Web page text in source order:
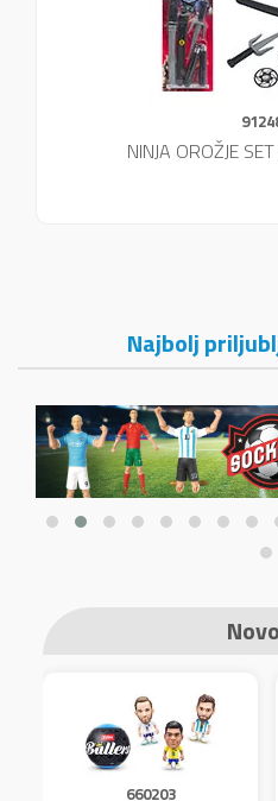
NINJA OROŽJE
Najbolj
660203